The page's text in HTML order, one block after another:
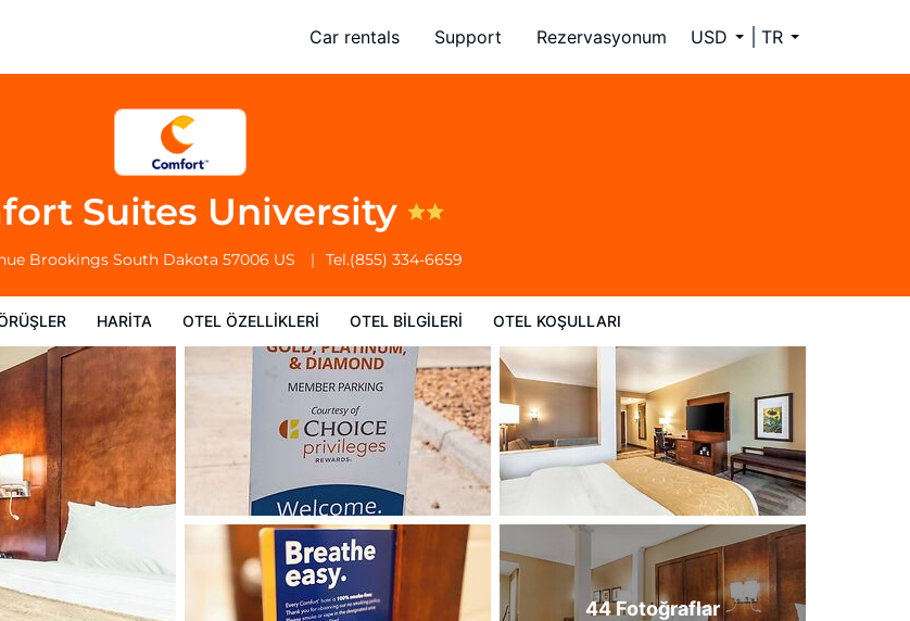
Car rentals Support Rezervasyonum USD TR
Suites University
Brookings South Dakota 57006 US Tel.(855) 334-6659
HARITA OTEL ÖZELLIKLERI OTEL BILGILERI OTEL KOŞULLARI
44 Fotoğraflar